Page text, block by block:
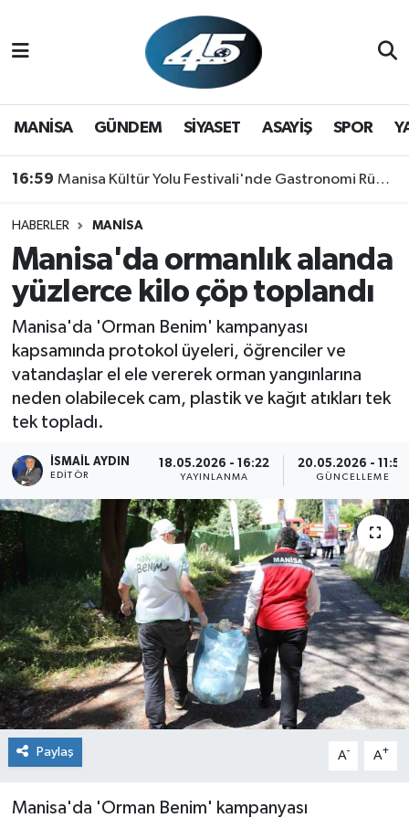
MANİSA GÜNDEM SİYASET ASAYİŞ SPOR
16:59 Manisa Kültür Yolu Festivali'nde Gastronomi Rüzgarı: Lezzetin Yıldızı "Manisa Kebabı" Oldu!
HABERLER MANİSA
Manisa'da ormanlık alanda
yüzlerce kilo çöp toplandı
Manisa'da 'Orman Benim' kampanyası
kapsamında protokol üyeleri, öğrenciler ve
vatandaşlar el ele vererek orman yangınlarına
neden olabilecek cam, plastik ve kağıt atıkları tek
tek topladı.
İSMAIL AYDIN
EDITÖR
18.05.2026 - 16:22
YAYINLANMA
20.05.2026 - 11:55
GÜNCELLEME
Paylaş A- A+
Manisa'da 'Orman Benim' kampanyası
GÜNDEM
SPOR
YAŞAM
RESMİ REKLAM
Hava Durumu
Trafik Durumu
Son Dakika Haberleri
Haber Arşivi